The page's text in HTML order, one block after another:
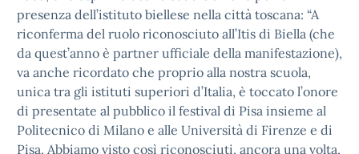
presenza dell’istituto biellese nella città toscana: “A
riconferma del ruolo riconosciuto all’Itis di Biella (che
da quest’anno è partner ufficiale della manifestazione),
va anche ricordato che proprio alla nostra scuola,
unica tra gli istituti superiori d’Italia, è toccato l’onore
di presentate al pubblico il festival di Pisa insieme al
Politecnico di Milano e alle Università di Firenze e di
Pisa. Abbiamo visto così riconosciuti, ancora una volta,